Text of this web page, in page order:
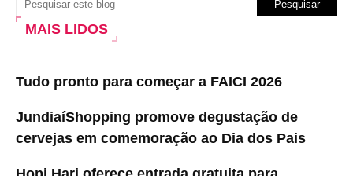
MAIS LIDOS
Tudo pronto para começar a FAICI 2026
JundiaíShopping promove degustação de
cervejas em comemoração ao Dia dos Pais